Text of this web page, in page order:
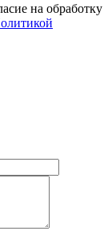
на обработку